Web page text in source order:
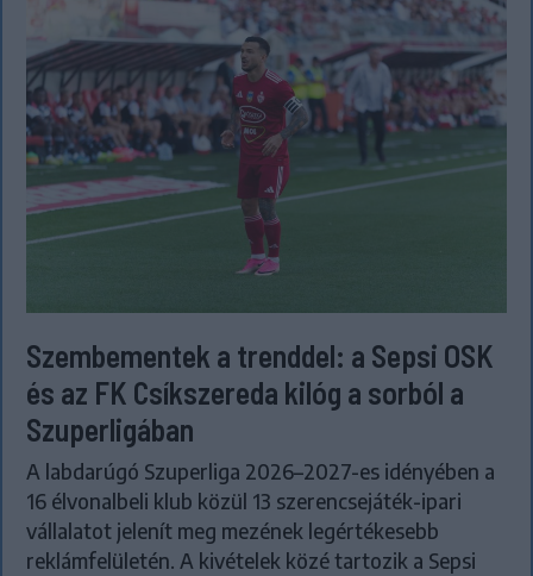
Szembementek a trenddel: a Sepsi OSK
és az FK Csíkszereda kilóg a sorból a
Szuperligában
A labdarúgó Szuperliga 2026–2027-es idényében a
16 élvonalbeli klub közül 13 szerencsejáték-ipari
vállalatot jelenít meg mezének legértékesebb
reklámfelületén. A kivételek közé tartozik a Sepsi